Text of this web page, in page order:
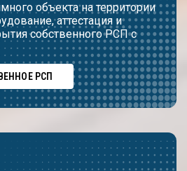
объекта на территории
аттестация и
собственного РСП с
РСП